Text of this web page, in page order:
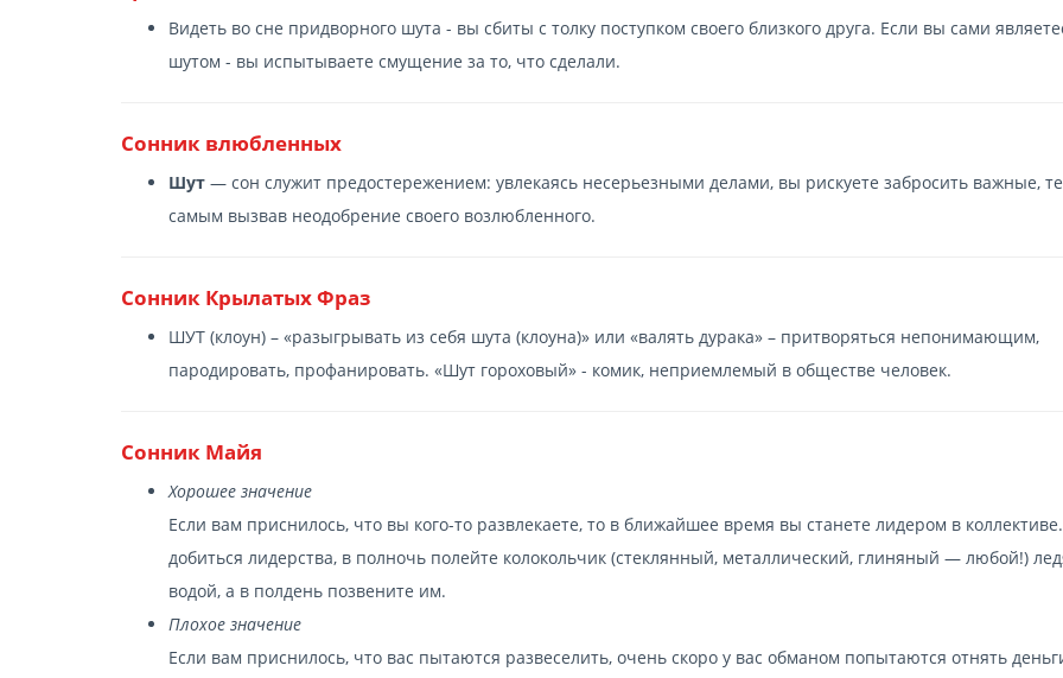
Видеть во сне придворного шута - вы сбиты с толку поступком своего близкого друга. Если вы сами
шутом - вы испытываете смущение за то, что сделали.
Сонник влюбленных
Шут — сон служит предостережением: увлекаясь несерьезными делами, вы рискуете забросить важные,
самым вызвав неодобрение своего возлюбленного.
Сонник Крылатых Фраз
ШУТ (клоун) – «разыгрывать из себя шута (клоуна)» или «валять дурака» – притворяться непонимающим,
пародировать, профанировать. «Шут гороховый» - комик, неприемлемый в обществе человек.
Сонник Майя
Хорошее значение
Если вам приснилось, что вы кого-то развлекаете, то в ближайшее время вы станете лидером в
добиться лидерства, в полночь полейте колокольчик (стеклянный, металлический, глиняный — любой!)
водой, а в полдень позвените им.
Плохое значение
Если вам приснилось, что вас пытаются развеселить, очень скоро у вас обманом попытаются отнять